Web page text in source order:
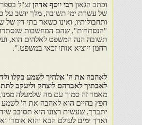
וכתב הגאון רבי יוסף אדהן זצ"ל
של עשרת ימי תשובה, מלך יושב על
ותחבולותיו, ואינו כשאר בתי דין
"הנסתרות", שהם המחשבות
תשובה הנה המשפט לאלהים הוא, ועל
רחמן ויוציא אותו זכאי במשפט.".
לאהבה את ה' אלהיך לשמע בקלו
לאבתיך לאברהם ליצחק וליעקב
מאמר זה סמוך עם מה שלמעלה
חפץ בחיים הוא לאהבה את ה' לשמע
יתברך, שעשית רצונו היא תסובב
וארך ימים לעולם הבא והוא אומרו